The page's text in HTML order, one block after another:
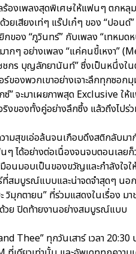
องเพลงสุดพิเศษให้แฟนๆ ตกห
ด้วยเสียงเท่ๆ แร๊ปเก๋ๆ ของ “ปอน
ของ “ภูวินทร์” กับเพลง “เทหม
กๆ อย่างเพลง “แค่คนขี้เหงา”
ร บุญลัภยานันท์” ซึ่งเป็นหนึ่งใน
ของพวกเขาอย่างเจาะลึกทุกซอ
จะมาเผยภาพสุด Exclusive ให้
งของทั้งคู่อย่างลึกซึ้ง แล้วถึงไปร่
สุขเอ่อล้นจนเกือบดึงสติกลับมากั
ๆ ได้อย่างต่อเนื่องจนจบตอนเลย
อนมอบเป็นของขวัญและกำลังใจ
สมบูรณ์แบบและน่าจดจำสุดๆ น
มุกตายน” ที่ร่วมแสดงในเรื่อง
ย ปิดท้ายงานอย่างสมบูรณ์แบบ
Thee” ทุกวันเสาร์ เวลา 20:30